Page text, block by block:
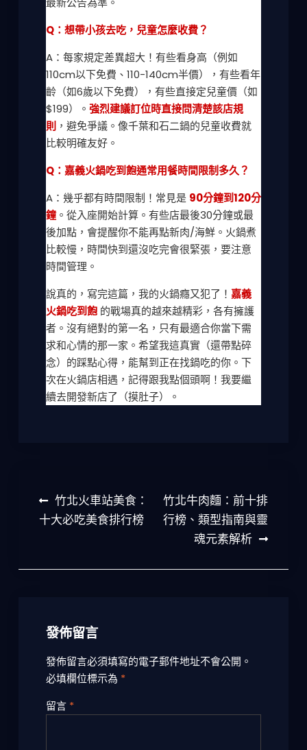
Q：想帶小孩去吃，兒童怎麼收費？
A：每家規定差異超大！有些看身高（例如
110cm以下免費、110-140cm半價），有些看年
齡（如6歲以下免費），有些直接定兒童價（如
$199）。 強烈建議訂位時直接問清楚該店規
則，避免爭議。像千葉和石二鍋的兒童收費就
比較明確友好。
Q：嘉義火鍋吃到飽通常用餐時間限制多久？
A：幾乎都有時間限制！常見是 90分鐘到120分
鐘。從入座開始計算。有些店最後30分鐘或最
後加點，會提醒你不能再點新肉/海鮮。火鍋煮
比較慢，時間快到還沒吃完會很緊張，要注意
時間管理。
說真的，寫完這篇，我的火鍋癮又犯了！ 嘉義
火鍋吃到飽的戰場真的越來越精彩，各有擁護
者。沒有絕對的第一名，只有最適合你當下需
求和心情的那一家。希望我這真實（還帶點碎
念）的踩點心得，能幫到正在找鍋吃的你。下
次在火鍋店相遇，記得跟我點個頭啊！我要繼
續去開發新店了（摸肚子）。
文
章
覽
竹北火車站美食：
十大必吃美食排行榜
竹北牛肉麵：前十排
行榜、類型指南與靈
魂元素解析
發佈留言
發佈留言必須填寫的電子郵件地址不會公開。
必填欄位標示為 *
留言 *